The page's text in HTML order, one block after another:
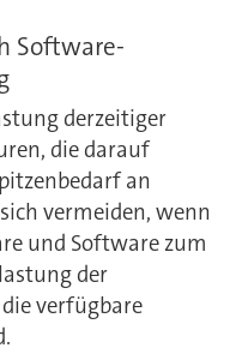
Software-
derzeitiger
die darauf
an
vermeiden, wenn
und Software zum
der
verfügbare